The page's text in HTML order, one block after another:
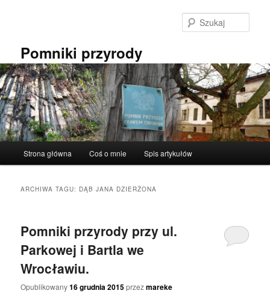
Pomniki przyrody
Strona główna Coś o mnie Spis artykułów
ARCHIWA TAGU: DĄB JANA DZIERŻONA
Pomniki przyrody przy ul.
Parkowej i Bartla we
Wrocławiu.
Opublikowany16 grudnia 2015przezmareke